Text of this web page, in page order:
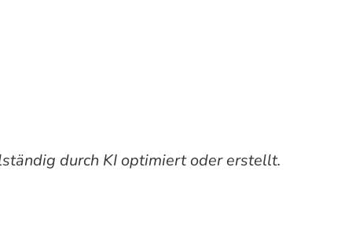
durch KI optimiert oder erstellt.